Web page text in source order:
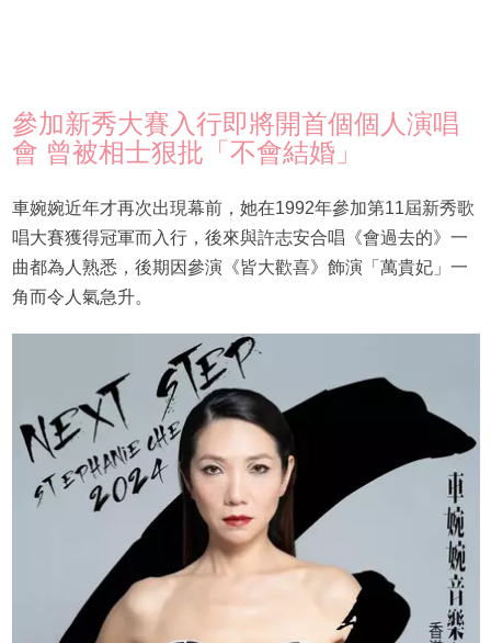
參加新秀大賽入行即將開首個個人演唱
會 曾被相士狠批「不會結婚」
車婉婉近年才再次出現幕前，她在1992年參加第11屆新秀歌
唱大賽獲得冠軍而入行，後來與許志安合唱《會過去的》一
曲都為人熟悉，後期因參演《皆大歡喜》飾演「萬貴妃」一
角而令人氣急升。